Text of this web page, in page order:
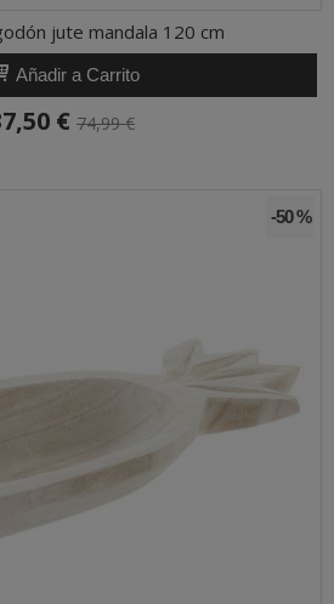
jute mandala 120 cm
Añadir a Carrito
€ 74,99 €
-50 %